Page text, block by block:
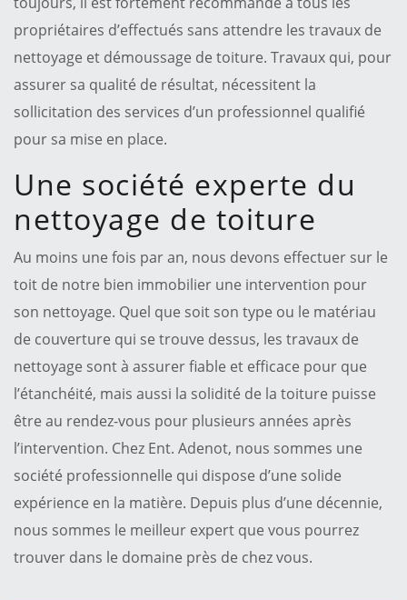
propriétaires d’effectués sans attendre les travaux de
nettoyage et démoussage de toiture. Travaux qui, pour
assurer sa qualité de résultat, nécessitent la
sollicitation des services d’un professionnel qualifié
pour sa mise en place.
Une société experte du
nettoyage de toiture
Au moins une fois par an, nous devons effectuer sur le
toit de notre bien immobilier une intervention pour
son nettoyage. Quel que soit son type ou le matériau
de couverture qui se trouve dessus, les travaux de
nettoyage sont à assurer fiable et efficace pour que
l’étanchéité, mais aussi la solidité de la toiture puisse
être au rendez-vous pour plusieurs années après
l’intervention. Chez Ent. Adenot, nous sommes une
société professionnelle qui dispose d’une solide
expérience en la matière. Depuis plus d’une décennie,
nous sommes le meilleur expert que vous pourrez
trouver dans le domaine près de chez vous.